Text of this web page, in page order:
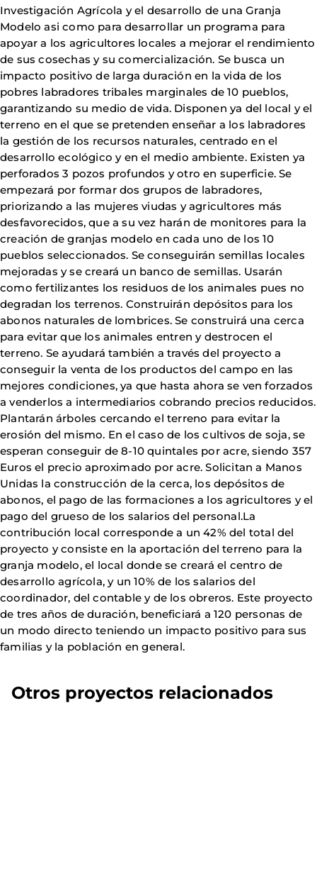
Investigación Agrícola y el desarrollo de una Granja
Modelo asi como para desarrollar un programa para
apoyar a los agricultores locales a mejorar el rendimiento
de sus cosechas y su comercialización. Se busca un
impacto positivo de larga duración en la vida de los
pobres labradores tribales marginales de 10 pueblos,
garantizando su medio de vida. Disponen ya del local y el
terreno en el que se pretenden enseñar a los labradores
la gestión de los recursos naturales, centrado en el
desarrollo ecológico y en el medio ambiente. Existen ya
perforados 3 pozos profundos y otro en superficie. Se
empezará por formar dos grupos de labradores,
priorizando a las mujeres viudas y agricultores más
desfavorecidos, que a su vez harán de monitores para la
creación de granjas modelo en cada uno de los 10
pueblos seleccionados. Se conseguirán semillas locales
mejoradas y se creará un banco de semillas. Usarán
como fertilizantes los residuos de los animales pues no
degradan los terrenos. Construirán depósitos para los
abonos naturales de lombrices. Se construirá una cerca
para evitar que los animales entren y destrocen el
terreno. Se ayudará también a través del proyecto a
conseguir la venta de los productos del campo en las
mejores condiciones, ya que hasta ahora se ven forzados
a venderlos a intermediarios cobrando precios reducidos.
Plantarán árboles cercando el terreno para evitar la
erosión del mismo. En el caso de los cultivos de soja, se
esperan conseguir de 8-10 quintales por acre, siendo 357
Euros el precio aproximado por acre. Solicitan a Manos
Unidas la construcción de la cerca, los depósitos de
abonos, el pago de las formaciones a los agricultores y el
pago del grueso de los salarios del personal.La
contribución local corresponde a un 42% del total del
proyecto y consiste en la aportación del terreno para la
granja modelo, el local donde se creará el centro de
desarrollo agrícola, y un 10% de los salarios del
coordinador, del contable y de los obreros. Este proyecto
de tres años de duración, beneficiará a 120 personas de
un modo directo teniendo un impacto positivo para sus
familias y la población en general.
Otros proyectos relacionados